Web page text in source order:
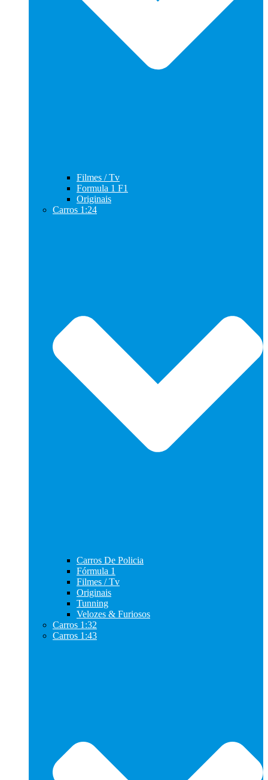
Filmes / Tv
Formula 1 F1
Originais
Carros 1:24
Carros De Policia
Fórmula 1
Filmes / Tv
Originais
Tunning
Velozes & Furiosos
Carros 1:32
Carros 1:43